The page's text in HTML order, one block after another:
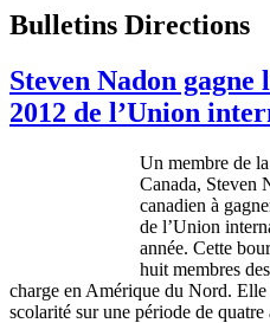
Bulletins Directions
Steven Nadon gagne
2012 de l’Union
Un membre de
Canada, Steven
canadien à
de l’Union
année. Cette
huit membres des
charge en Amérique du Nord. Elle
scolarité sur une période de quatre